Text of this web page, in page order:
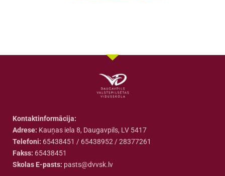
Kontaktinformācija:
Adrese: Kauņas iela 8, Daugavpils, LV 5417
Telefoni: 65438451 / 65438952 / 28377261
Fakss: 65438451
Skolas E-pasts: pasts@dvvsk.lv